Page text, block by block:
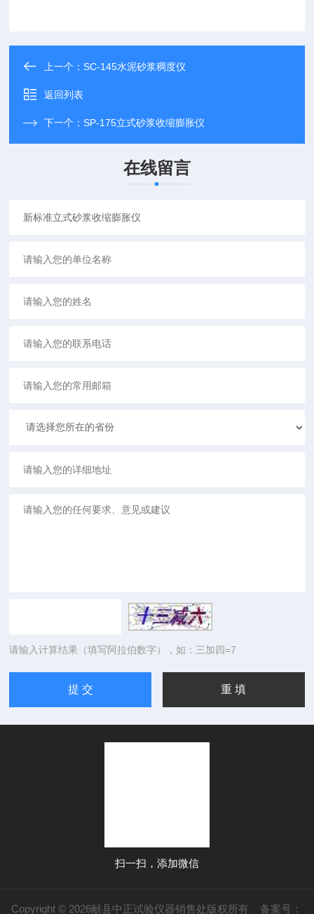
上一个：SC-145水泥砂浆稠度仪
返回列表
下一个：SP-175立式砂浆收缩膨胀仪
在线留言
请输入计算结果（填写阿拉伯数字），如：三加四=7
扫一扫，添加微信
Copyright © 2026献县中正试验仪器销售处版权所有 备案号：